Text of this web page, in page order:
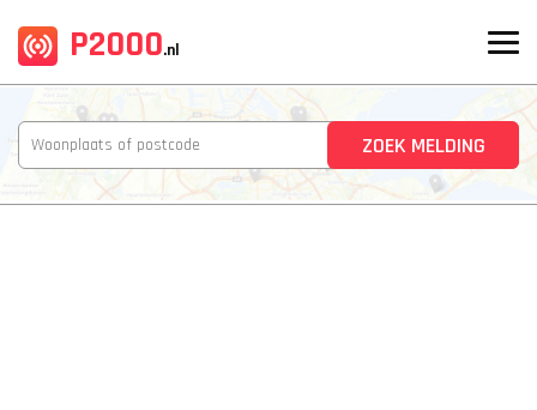
P2000.nl